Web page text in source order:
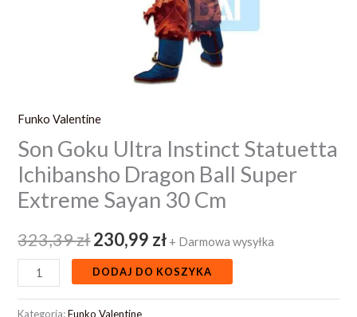
Funko Valentine
Son Goku Ultra Instinct Statuetta
Ichibansho Dragon Ball Super
Extreme Sayan 30 Cm
323,39zł230,99 zł + Darmowa wysyłka
DODAJ DO KOSZYKA
Kategoria:Funko Valentine